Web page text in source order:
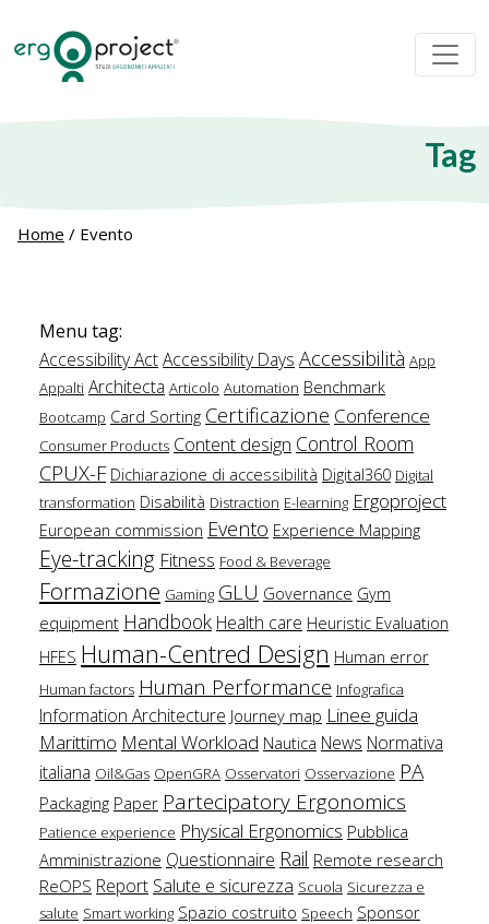
Tag
Home / Evento
Menu tag:
Accessibility ActAccessibility Days Accessibilità App
Appalti Architecta Articolo Automation Benchmark
Bootcamp Card Sorting Certificazione Conference
Consumer Products Content design Control Room
CPUX-F Dichiarazione di accessibilità Digital360 Digital
transformation Disabilità Distraction E-learning Ergoproject
European commission Evento Experience Mapping
Eye-tracking Fitness Food & Beverage
Formazione Gaming GLU Governance Gym
equipment Handbook Health care Heuristic Evaluation
HFES Human-Centred Design Human error
Human factors Human Performance Infografica
Information Architecture Journey map Linee guida
Marittimo Mental Workload Nautica News Normativa
italiana Oil&Gas OpenGRA Osservatori Osservazione PA
Packaging Paper Partecipatory Ergonomics
Patience experience Physical Ergonomics Pubblica
Amministrazione Questionnaire Rail Remote research
ReOPS Report Salute e sicurezza Scuola Sicurezza e
salute Smart working Spazio costruito Speech Sponsor